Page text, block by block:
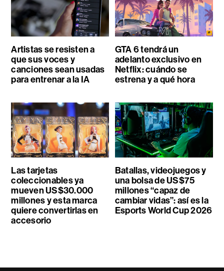
Artistas se resisten a
que sus voces y
canciones sean usadas
para entrenar a la IA
GTA 6 tendrá un
adelanto exclusivo en
Netflix: cuándo se
estrena y a qué hora
Las tarjetas
coleccionables ya
mueven US$30.000
millones y esta marca
quiere convertirlas en
accesorio
Batallas, videojuegos y
una bolsa de US$75
millones “capaz de
cambiar vidas”: así es la
Esports World Cup 2026